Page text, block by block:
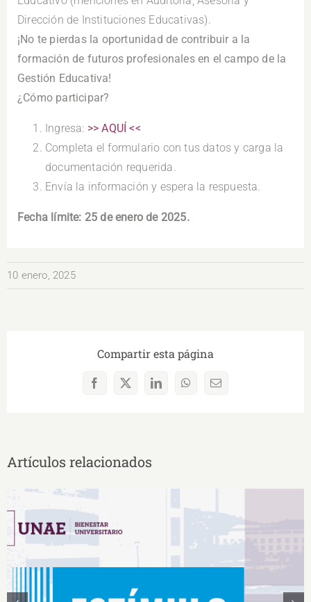
Dirección de Instituciones Educativas).
¡No te pierdas la oportunidad de contribuir a la
formación de futuros profesionales en el campo de la
Gestión Educativa!
¿Cómo participar?
Ingresa: >> AQUÍ <<
Completa el formulario con tus datos y carga la
documentación requerida.
Envía la información y espera la respuesta.
Fecha límite: 25 de enero de 2025.
10 enero, 2025
Compartir esta página
Facebook
X LinkedInWhatsAppCorreo
Artículos relacionados